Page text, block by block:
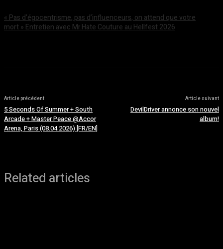
« Pas d’égocentrisme, pas d’influenceurs, on attend que votre
mort » Entretien avec Mr.Hate Couture au Hellfest 2026
Article précédent
5 Seconds Of Summer + South
Arcade + Master Peace @Accor
Arena, Paris (08.04.2026) [FR/EN]
Article suivant
DevilDriver annonce son nouvel
album!
Related articles